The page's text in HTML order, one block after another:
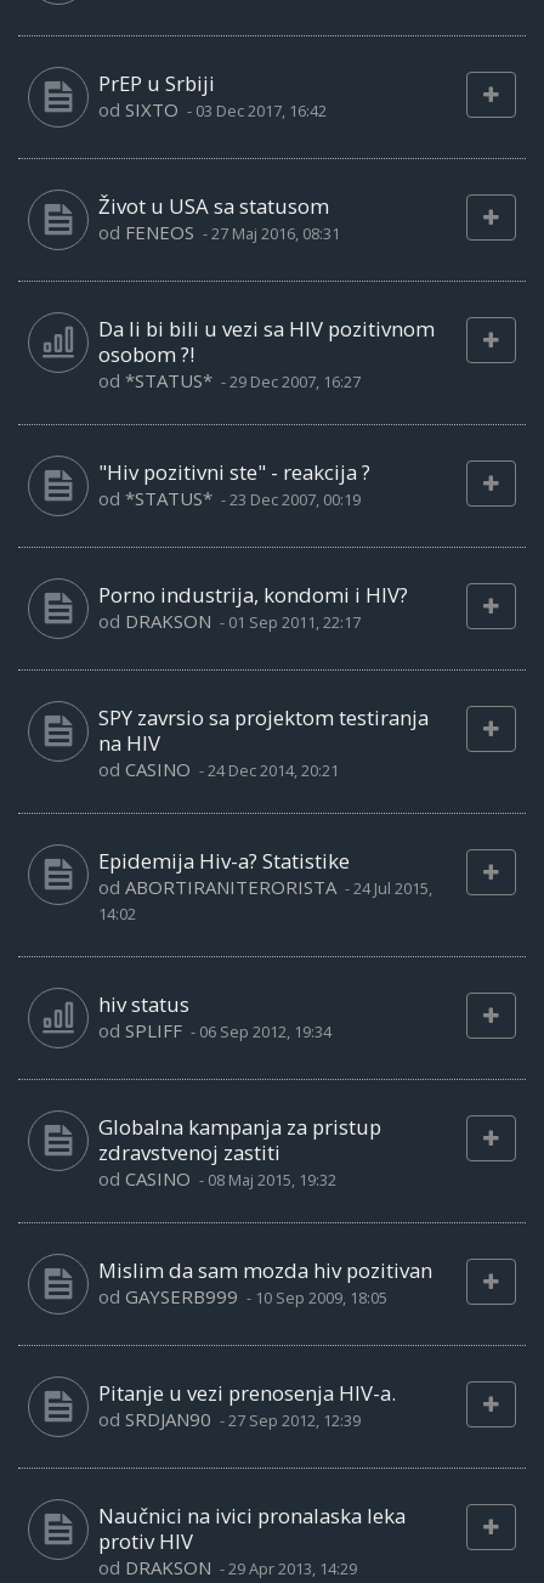
PrEP u Srbiji
od SIXTO - 03 Dec 2017, 16:42
Život u USA sa statusom
od FENEOS -27 Maj 2016, 08:31
Da li bi bili u vezi sa HIV pozitivnom
osobom ?!
od *STATUS* -29 Dec 2007, 16:27
"Hiv pozitivni ste" - reakcija ?
od *STATUS* -23 Dec 2007, 00:19
Porno industrija, kondomi i HIV?
od DRAKSON - 01 Sep 2011, 22:17
SPY zavrsio sa projektom testiranja
na HIV
od CASINO -24 Dec 2014, 20:21
Epidemija Hiv-a? Statistike
od ABORTIRANITERORISTA -24 Jul 2015,
14:02
hiv status
od SPLIFF - 06 Sep 2012, 19:34
Globalna kampanja za pristup
zdravstvenoj zastiti
od CASINO - 08 Maj 2015, 19:32
Mislim da sam mozda hiv pozitivan
od GAYSERB999 - 10 Sep 2009, 18:05
Pitanje u vezi prenosenja HIV-a.
od SRDJAN90 -27 Sep 2012, 12:39
Naučnici na ivici pronalaska leka
protiv HIV
od DRAKSON -29 Apr 2013, 14:29